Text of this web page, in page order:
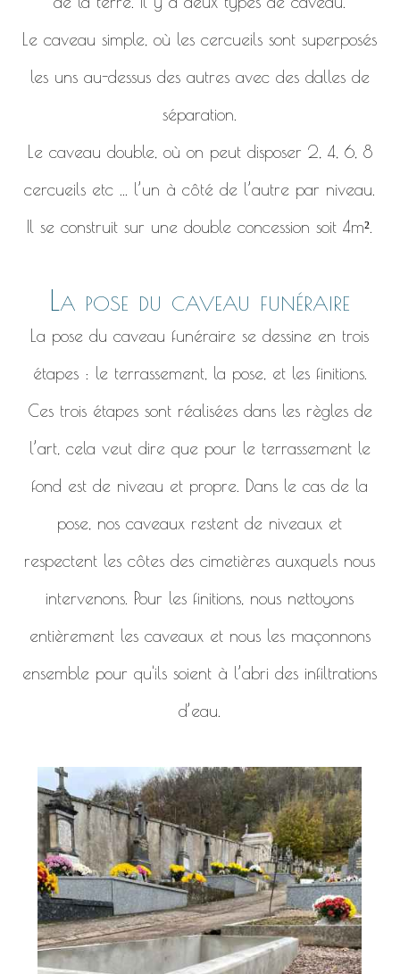
Le caveau simple, où les cercueils sont superposés
les uns au-dessus des autres avec des dalles de
séparation.
Le caveau double, où on peut disposer 2, 4, 6, 8
cercueils etc ... l’un à côté de l’autre par niveau.
Il se construit sur une double concession soit 4m².
La pose du caveau funéraire
La pose du caveau funéraire se dessine en trois
étapes : le terrassement, la pose, et les finitions.
Ces trois étapes sont réalisées dans les règles de
l’art, cela veut dire que pour le terrassement le
fond est de niveau et propre. Dans le cas de la
pose, nos caveaux restent de niveaux et
respectent les côtes des cimetières auxquels nous
intervenons. Pour les finitions, nous nettoyons
entièrement les caveaux et nous les maçonnons
ensemble pour qu'ils soient à l’abri des infiltrations
d’eau.